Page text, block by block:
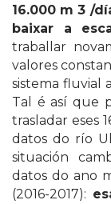
16.000 m 3 /
baixar a
traballar
valores
sistema fluvial
Tal é así que
trasladar eses
datos do río
situación
datos do ano
(2016-2017):